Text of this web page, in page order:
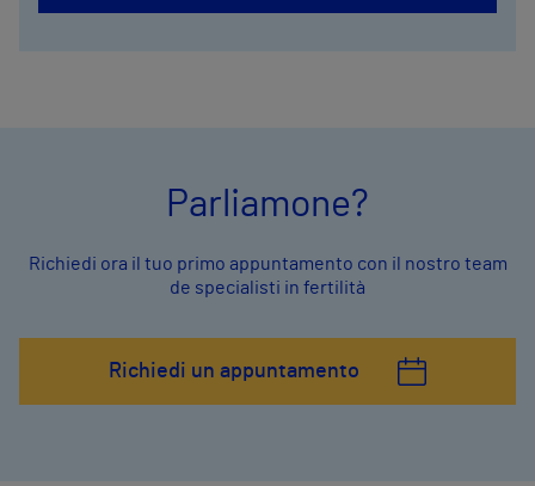
Parliamone?
Richiedi ora il tuo primo appuntamento con il nostro team
de specialisti in fertilità
Richiedi un appuntamento